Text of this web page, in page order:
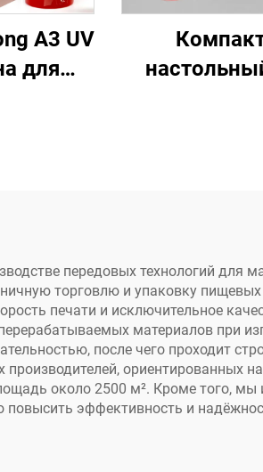
A3 UV
для
бумажных
крафт-
передовых технологий для
торговлю и упаковку пищевых
печати и исключительное
материалов при
после чего проходит
ориентированных
около 2500 м². Кроме того, мы
эффективность и